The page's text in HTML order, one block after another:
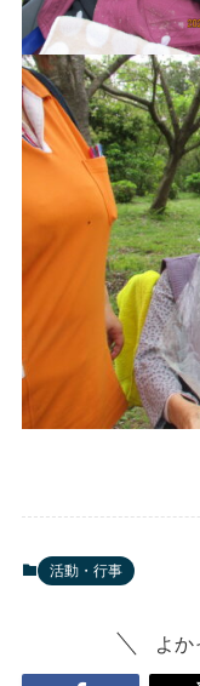
活動・行事
よか